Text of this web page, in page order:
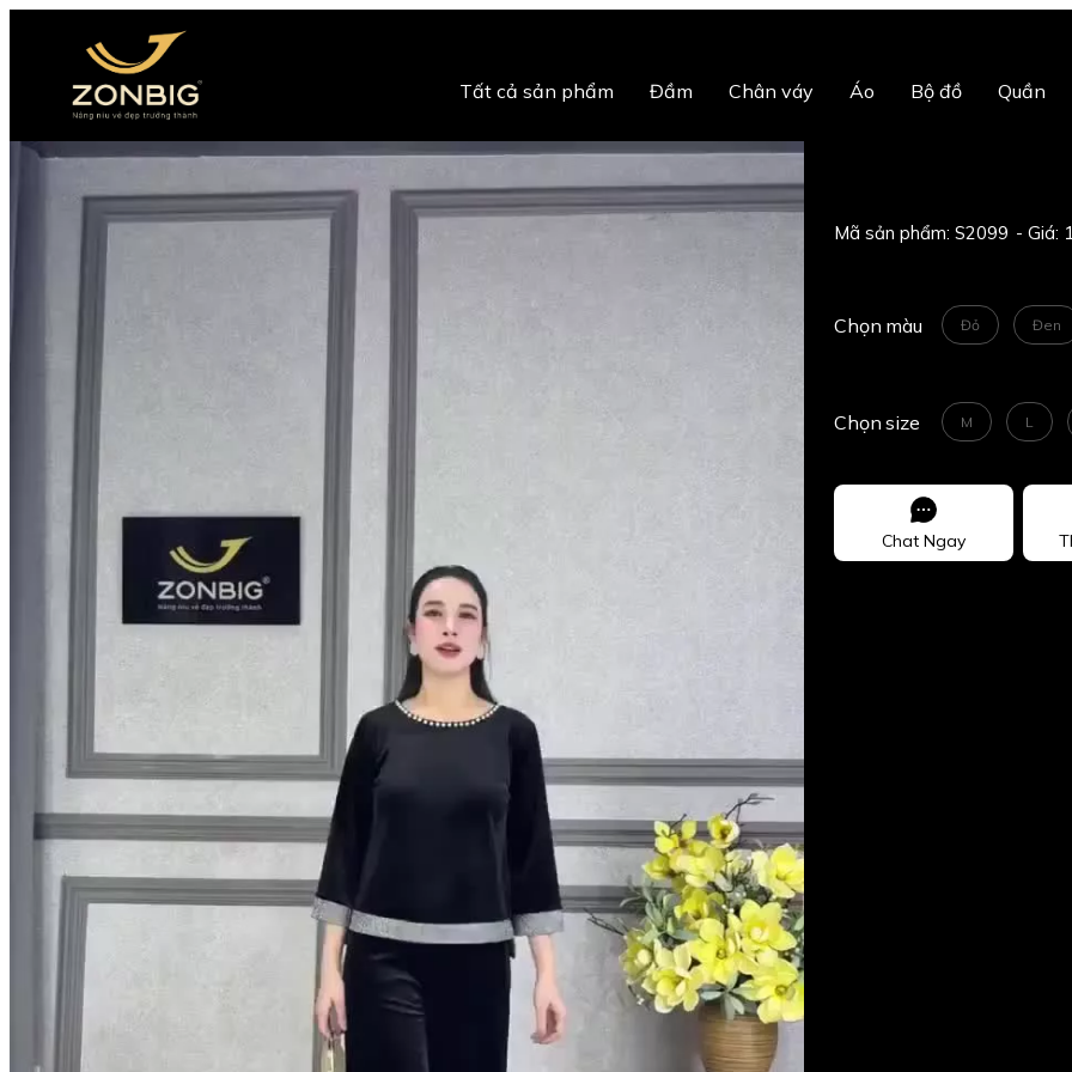
Tất cả sản phẩm Đầm Chân váy Áo Bộ đồ Quần
Đỏ Đen
M L
size
màu
Chọn
Chọn
Chat Ngay
Mã sản phẩm: S2099